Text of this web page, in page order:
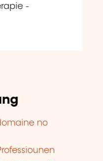
-
no